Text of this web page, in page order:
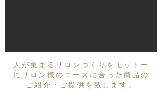
人が集まるサロンづくりをモットー
にサロン様のニーズに合った商品の
ご紹介・ご提供を致します。